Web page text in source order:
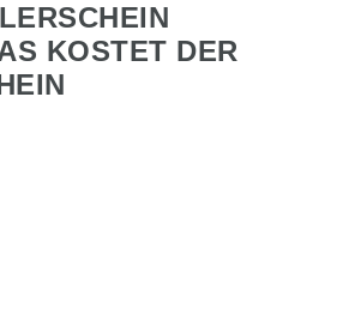
KOSTET DER